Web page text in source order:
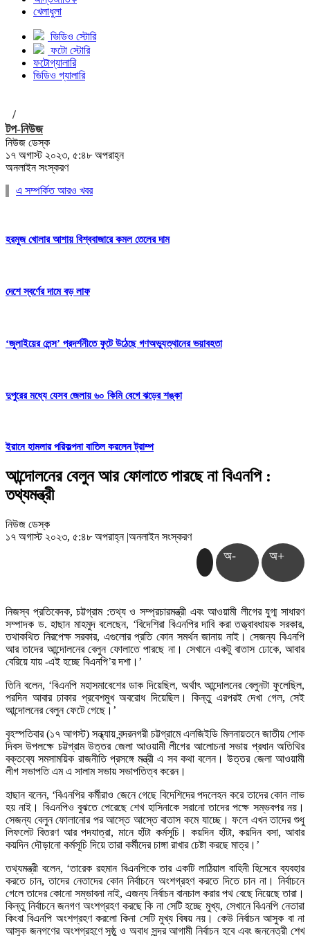
খেলাধুলা
ভিডিও স্টোরি
ফটো স্টোরি
ফটোগ্যালারি
ভিডিও গ্যালারি
/
টপ-নিউজ
নিউজ ডেস্ক
১৭ অগাস্ট ২০২৩, ৫:৪৮ অপরাহ্ন
অনলাইন সংস্করণ
এ সম্পর্কিত আরও খবর
হরমুজ খোলার আশায় বিশ্ববাজারে কমল তেলের দাম
দেশে স্বর্ণের দামে বড় লাফ
‘জুলাইয়ের লেন্স’ প্রদর্শনীতে ফুটে উঠেছে গণঅভ্যুত্থানের ভয়াবহতা
দুপুরের মধ্যে যেসব জেলায় ৬০ কিমি বেগে ঝড়ের শঙ্কা
ইরানে হামলার পরিকল্পনা বাতিল করলেন ট্রাম্প
আন্দোলনের বেলুন আর ফোলাতে পারছে না বিএনপি :
তথ্যমন্ত্রী
নিউজ ডেস্ক
১৭ অগাস্ট ২০২৩, ৫:৪৮ অপরাহ্ন |অনলাইন সংস্করণ
অ- অ+
নিজস্ব প্রতিবেদক, চট্টগ্রাম :তথ্য ও সম্প্রচারমন্ত্রী এবং আওয়ামী লীগের যুগ্ম সাধারণ
সম্পাদক ড. হাছান মাহমুদ বলেছেন, ‘বিদেশিরা বিএনপির দাবি করা তত্ত্বাবধায়ক সরকার,
তথাকথিত নিরপেক্ষ সরকার, এগুলোর প্রতি কোন সমর্থন জানায় নাই। সেজন্য বিএনপি
আর তাদের আন্দোলনের বেলুন ফোলাতে পারছে না। সেখানে একটু বাতাস ঢোকে, আবার
বেরিয়ে যায় -এই হচ্ছে বিএনপি’র দশা।’
তিনি বলেন, ‘বিএনপি মহাসমাবেশের ডাক দিয়েছিল, অর্থাৎ আন্দোলনের বেলুনটা ফুলেছিল,
পরদিন আবার ঢাকার প্রবেশমুখ অবরোধ দিয়েছিল। কিন্তু এরপরই দেখা গেল, সেই
আন্দোলনের বেলুন ফেটে গেছে।’
বৃহস্পতিবার (১৭ আগস্ট) সন্ধ্যায় বন্দরনগরী চট্টগ্রামে এলজিইডি মিলনায়তনে জাতীয় শোক
দিবস উপলক্ষে চট্টগ্রাম উত্তর জেলা আওয়ামী লীগের আলোচনা সভায় প্রধান অতিথির
বক্তব্যে সমসাময়িক রাজনীতি প্রসঙ্গে মন্ত্রী এ সব কথা বলেন। উত্তর জেলা আওয়ামী
লীগ সভাপতি এম এ সালাম সভায় সভাপতিত্ব করেন।
হাছান বলেন, ‘বিএনপির কর্মীরাও জেনে গেছে বিদেশিদের পদলেহন করে তাদের কোন লাভ
হয় নাই। বিএনপিও বুঝতে পেরেছে শেখ হাসিনাকে সরানো তাদের পক্ষে সম্ভবপর নয়।
সেজন্য বেলুন ফোলানোর পর আস্তে আস্তে বাতাস কমে যাচ্ছে। ফলে এখন তাদের শুধু
লিফলেট বিতরণ আর পদযাত্রা, মানে হাঁটা কর্মসূচি। কয়দিন হাঁটা, কয়দিন বসা, আবার
কয়দিন দৌড়ানো কর্মসূচি দিয়ে তারা কর্মীদের চাঙ্গা রাখার চেষ্টা করছে মাত্র।’
তথ্যমন্ত্রী বলেন, ‘তারেক রহমান বিএনপিকে তার একটি লাঠিয়াল বাহিনী হিসেবে ব্যবহার
করতে চান, তাদের নেতাদের কোন নির্বাচনে অংশগ্রহণ করতে দিতে চান না। নির্বাচনে
গেলে তাদের কোনো সম্ভাবনা নাই, এজন্য নির্বাচন বানচাল করার পথ বেছে নিয়েছে তারা।
কিন্তু নির্বাচনে জনগণ অংশগ্রহণ করছে কি না সেটি হচ্ছে মুখ্য, সেখানে বিএনপি নেতারা
কিংবা বিএনপি অংশগ্রহণ করলো কিনা সেটি মুখ্য বিষয় নয়। কেউ নির্বাচন আসুক বা না
আসুক জনগণের অংশগ্রহণে সুষ্ঠু ও অবাধ সুন্দর আগামী নির্বাচন হবে এবং জননেত্রী শেখ